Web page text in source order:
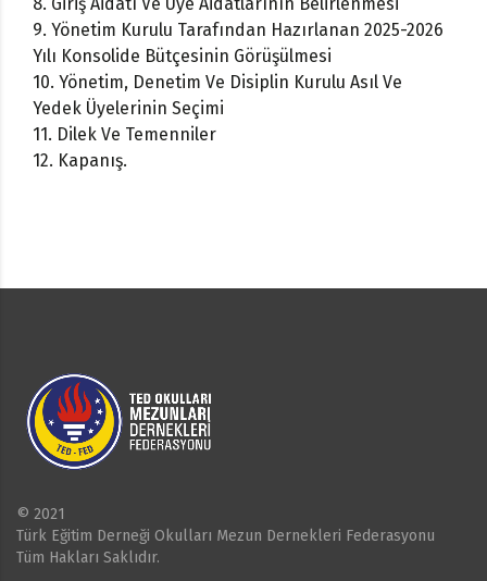
9. Yönetim Kurulu Tarafından Hazırlanan 2025-2026
Yılı Konsolide Bütçesinin Görüşülmesi
10. Yönetim, Denetim Ve Disiplin Kurulu Asıl Ve
Yedek Üyelerinin Seçimi
11. Dilek Ve Temenniler
12. Kapanış.
© 2021
Türk Eğitim Derneği Okulları Mezun Dernekleri Federasyonu
Tüm Hakları Saklıdır.